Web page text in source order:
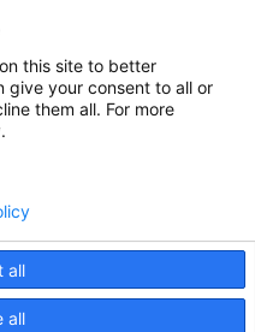
per
this site to better
give your consent to all or
them all. For more
all
all